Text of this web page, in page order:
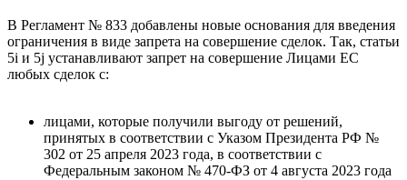
В Регламент № 833 добавлены новые основания для введения
ограничения в виде запрета на совершение сделок. Так, статьи
5i и 5j устанавливают запрет на совершение Лицами ЕС
любых сделок с:
лицами, которые получили выгоду от решений,
принятых в соответствии с Указом Президента РФ №
302 от 25 апреля 2023 года, в соответствии с
Федеральным законом № 470-ФЗ от 4 августа 2023 года